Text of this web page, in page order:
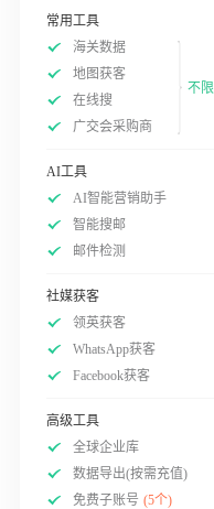
常用工具
海关数据
地图获客
在线搜
广交会采购商
不限
AI工具
AI智能营销助手
智能搜邮
邮件检测
社媒获客
领英获客
WhatsApp获客
Facebook获客
高级工具
全球企业库
数据导出(按需充值)
免费子账号 (5个)